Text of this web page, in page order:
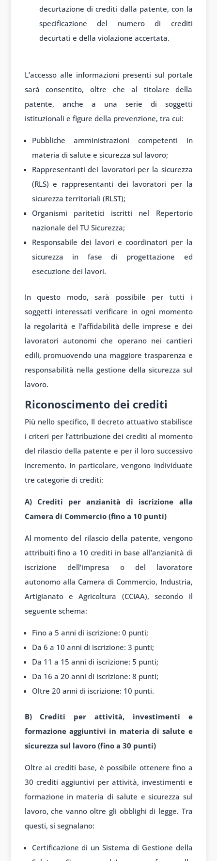
decurtazione di crediti dalla patente, con la
specificazione del numero di crediti
decurtati e della violazione accertata.
L’accesso alle informazioni presenti sul portale
sarà consentito, oltre che al titolare della
patente, anche a una serie di soggetti
istituzionali e figure della prevenzione, tra cui:
Pubbliche amministrazioni competenti in
materia di salute e sicurezza sul lavoro;
Rappresentanti dei lavoratori per la sicurezza
(RLS) e rappresentanti dei lavoratori per la
sicurezza territoriali (RLST);
Organismi paritetici iscritti nel Repertorio
nazionale del TU Sicurezza;
Responsabile dei lavori e coordinatori per la
sicurezza in fase di progettazione ed
esecuzione dei lavori.
In questo modo, sarà possibile per tutti i
soggetti interessati verificare in ogni momento
la regolarità e l’affidabilità delle imprese e dei
lavoratori autonomi che operano nei cantieri
edili, promuovendo una maggiore trasparenza e
responsabilità nella gestione della sicurezza sul
lavoro.
Riconoscimento dei crediti
Più nello specifico, Il decreto attuativo stabilisce
i criteri per l’attribuzione dei crediti al momento
del rilascio della patente e per il loro successivo
incremento. In particolare, vengono individuate
tre categorie di crediti:
A) Crediti per anzianità di iscrizione alla
Camera di Commercio (fino a 10 punti)
Al momento del rilascio della patente, vengono
attribuiti fino a 10 crediti in base all’anzianità di
iscrizione dell’impresa o del lavoratore
autonomo alla Camera di Commercio, Industria,
Artigianato e Agricoltura (CCIAA), secondo il
seguente schema:
Fino a 5 anni di iscrizione: 0 punti;
Da 6 a 10 anni di iscrizione: 3 punti;
Da 11 a 15 anni di iscrizione: 5 punti;
Da 16 a 20 anni di iscrizione: 8 punti;
Oltre 20 anni di iscrizione: 10 punti.
B) Crediti per attività, investimenti e
formazione aggiuntivi in materia di salute e
sicurezza sul lavoro (fino a 30 punti)
Oltre ai crediti base, è possibile ottenere fino a
30 crediti aggiuntivi per attività, investimenti e
formazione in materia di salute e sicurezza sul
lavoro, che vanno oltre gli obblighi di legge. Tra
questi, si segnalano:
Certificazione di un Sistema di Gestione della